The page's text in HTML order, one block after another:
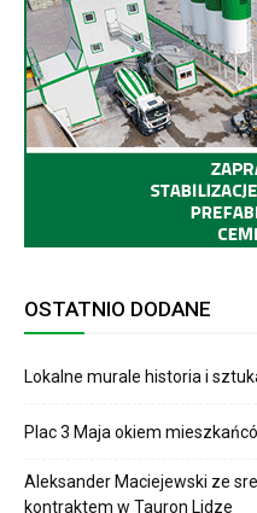
OSTATNIO DODANE
Lokalne murale historia i
Plac 3 Maja okiem
Aleksander Maciejewski ze
kontraktem w Tauron Lidze